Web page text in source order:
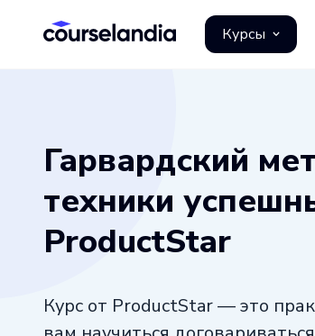
Курсы
Гарвардский
техники
ProductStar
Курс от ProductStar — это